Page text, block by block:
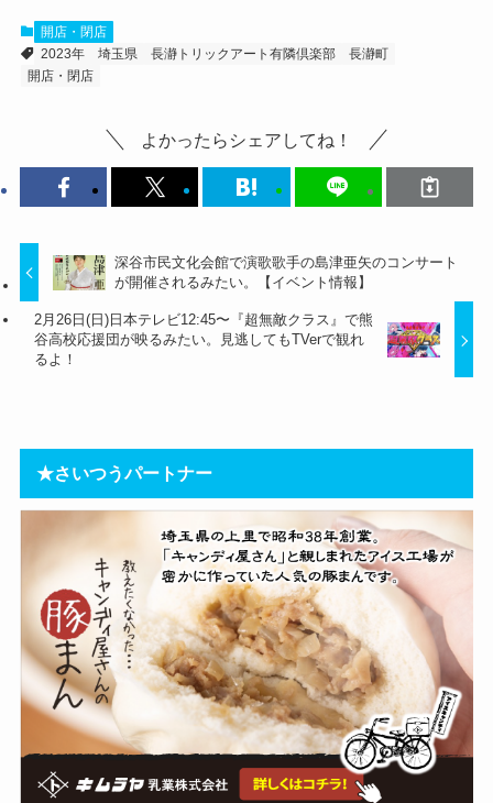
開店・閉店
2023年
埼玉県 長瀞トリックアート有隣倶楽部
長瀞町
開店・閉店
よかったらシェアしてね！
深谷市民文化会館で演歌歌手の島津亜矢のコンサート
が開催されるみたい。【イベント情報】
2月26日(日)日本テレビ12:45〜『超無敵クラス』で熊
谷高校応援団が映るみたい。見逃してもTVerで観れ
るよ！
★さいつうパートナー